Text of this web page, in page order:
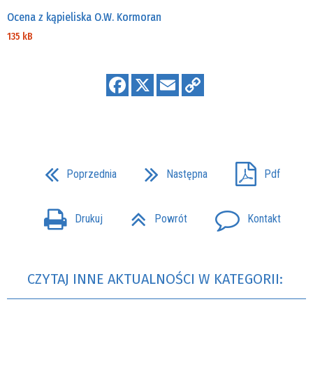
Ocena z kąpieliska O.W. Kormoran
135 kB
Poprzednia Następna Pdf
Drukuj Powrót Kontakt
CZYTAJ INNE AKTUALNOŚCI W KATEGORII: